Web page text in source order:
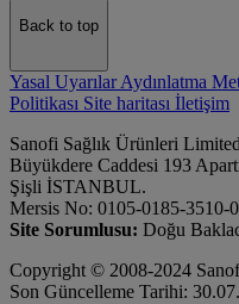
Back to top
Yasal UyarılarAydınlatma
Politikası Site haritası İletişim
Sanofi Sağlık Ürünleri
Büyükdere Caddesi 193
Şişli İSTANBUL.
Mersis No: 0105-0185-3510-
Site Sorumlusu: Doğu
Copyright © 2008-2024
Son Güncelleme Tarihi: